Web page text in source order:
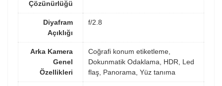
Çözünürlüğü
Diyafram
Açıklığı
f/2.8
Arka Kamera
Genel
Özellikleri
Coğrafi konum etiketleme,
Dokunmatik Odaklama, HDR, Led
flaş, Panorama, Yüz tanıma